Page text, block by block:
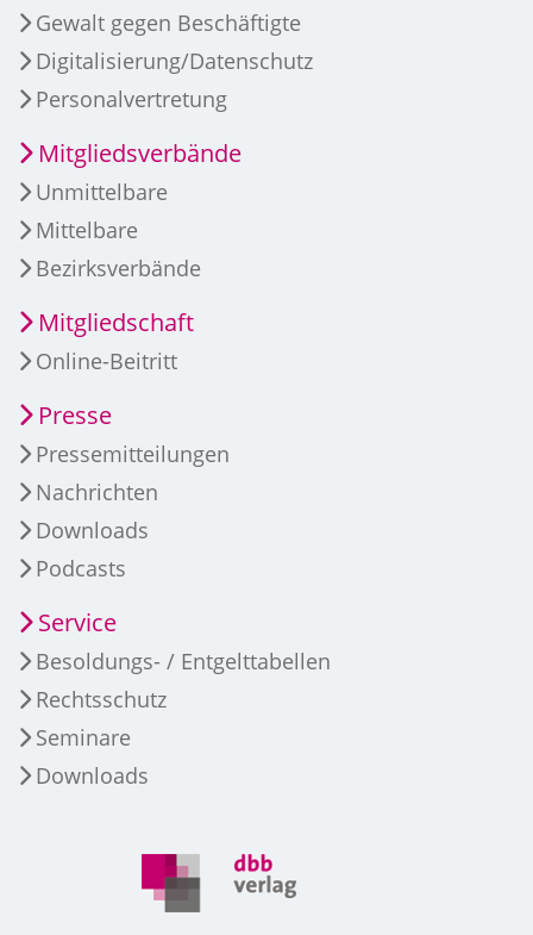
Gewalt gegen Beschäftigte
Digitalisierung/Datenschutz
Personalvertretung
Mitgliedsverbände
Unmittelbare
Mittelbare
Bezirksverbände
Mitgliedschaft
Online-Beitritt
Presse
Pressemitteilungen
Nachrichten
Downloads
Podcasts
Service
Besoldungs- / Entgelttabellen
Rechtsschutz
Seminare
Downloads